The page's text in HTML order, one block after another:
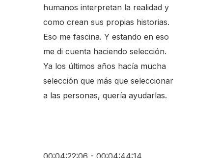
humanos interpretan la realidad y
como crean sus propias historias.
Eso me fascina. Y estando en eso
me di cuenta haciendo selección.
Ya los últimos años hacía mucha
selección que más que seleccionar
a las personas, quería ayudarlas.
00:04:22:06 - 00:04:44:14